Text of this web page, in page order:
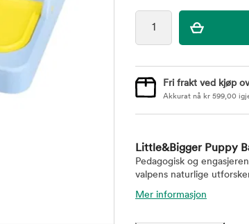
Fri frakt ved kjøp
Akkurat nå kr 599,00
Little&Bigger Puppy
Pedagogisk og
valpens naturlige
Mer informasjon